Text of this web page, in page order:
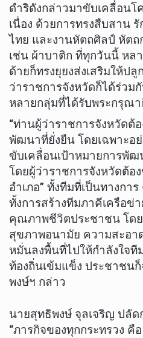
ดำริดังกล่าวมาขับเคลื่อนโ
เนื่อง ด้วยการทรงสืบสาน
ไทย และงานหัตถศิลป์ หัตถ
เช่น ผ้าบาติก ที่ทุกวันนี้ หล
ด้ายก็ทรงยุยงส่งเสริมให้ป
ว่าราชการจังหวัดก็ได้ร่วม
หลายกลุ่มที่ได้รับพระกรุ
“ท่านผู้ว่าราชการจังหวัดต้
พัฒนาที่ยั่งยืน โดยเฉพาะอ
ขับเคลื่อนเป้าหมายการพัฒ
โดยผู้ว่าราชการจังหวัดต้อ
อำเภอ” ทั้งทีมที่เป็นทางก
ทั้งการสร้างทีมภาคีเครือข่
คุณภาพชีวิตประชาชน โดย
สุขภาพอนามัย ความสะอา
หมั่นลงพื้นที่ไปให้กำลังใจ
ท้องถิ่นเข้มแข็ง ประชาชน
พงษ์ฯ กล่าว
นายสุทธิพงษ์ จุลเจริญ ปลัด
“ภารกิจของทุกกระทรวง